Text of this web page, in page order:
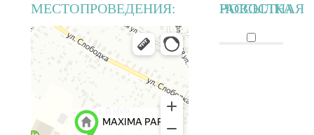
МЕСТО ПРОВЕДЕНИЯ: НОВОСТНАЯ РАССЫЛКА